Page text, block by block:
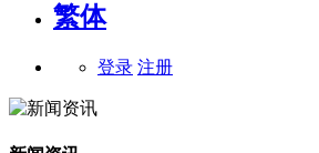
繁体
登录 注册